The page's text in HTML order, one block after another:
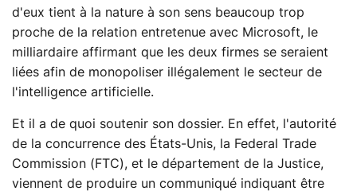
d'eux tient à la nature à son sens beaucoup trop
proche de la relation entretenue avec Microsoft, le
milliardaire affirmant que les deux firmes se seraient
liées afin de monopoliser illégalement le secteur de
l'intelligence artificielle.
Et il a de quoi soutenir son dossier. En effet, l'autorité
de la concurrence des États-Unis, la Federal Trade
Commission (FTC), et le département de la Justice,
viennent de produire un communiqué indiquant être